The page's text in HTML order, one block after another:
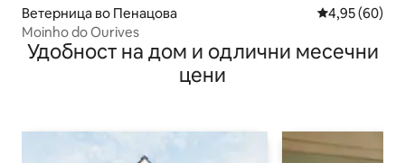
Ветерница во Пенацова Просечна
4,95 (60)
Moinho do Ourives
Удобност на дом и одлични месечни
цени